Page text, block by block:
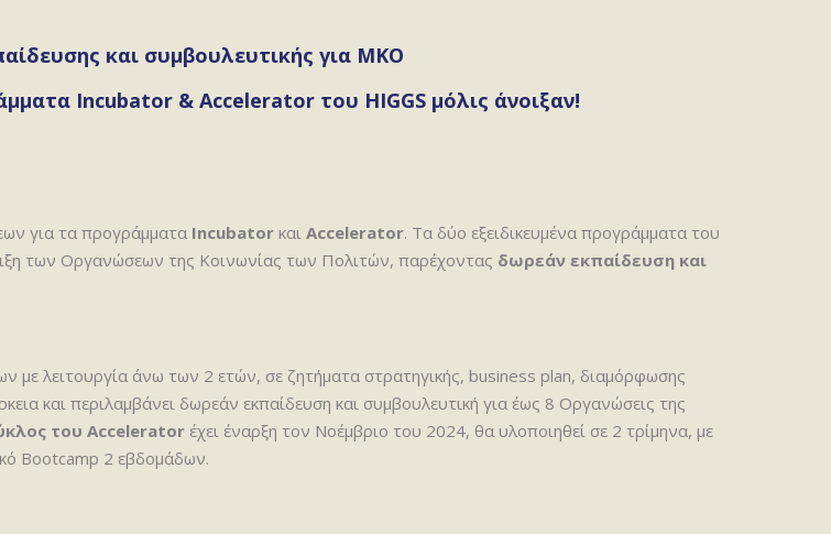
και συμβουλευτικής για MKO
Incubator & Accelerator του HIGGS μόλις άνοιξαν!
για τα προγράμματα Incubator καιAccelerator. Τα δύο εξειδικευμένα προγράμματα του
των Οργανώσεων της Κοινωνίας των Πολιτών, παρέχοντας δωρεάν εκπαίδευση και
λειτουργία άνω των 2 ετών, σε ζητήματα στρατηγικής, business plan, διαμόρφωσης
και περιλαμβάνει δωρεάν εκπαίδευση και συμβουλευτική για έως 8 Οργανώσεις της
του Accelerator έχει έναρξη τον Νοέμβριο του 2024, θα υλοποιηθεί σε 2 τρίμηνα, με
Bootcamp 2 εβδομάδων.